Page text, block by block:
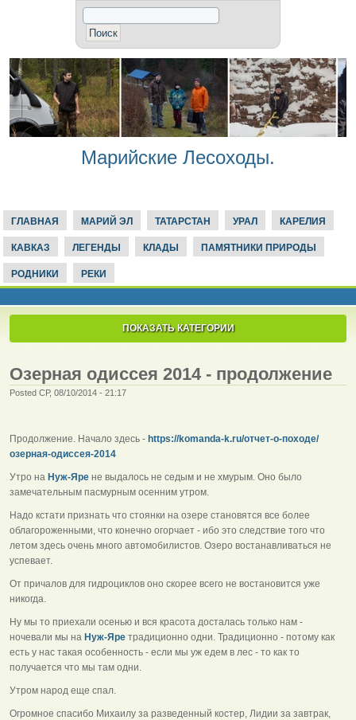
Марийские Лесоходы.
ГЛАВНАЯ МАРИЙ ЭЛ ТАТАРСТАН УРАЛ КАРЕЛИЯ
КАВКАЗ ЛЕГЕНДЫ КЛАДЫ ПАМЯТНИКИ ПРИРОДЫ
РОДНИКИ РЕКИ
ПОКАЗАТЬ КАТЕГОРИИ
Озерная одиссея 2014 - продолжение
Posted СР, 08/10/2014 - 21:17
Продолжение. Начало здесь - https://komanda-k.ru/отчет-о-походе/
озерная-одиссея-2014
Утро на Нуж-Яре не выдалось не седым и не хмурым. Оно было
замечательным пасмурным осенним утром.
Надо кстати признать что стоянки на озере становятся все более
облагороженными, что конечно огорчает - ибо это следствие того что
летом здесь очень много автомобилистов. Озеро востанавливаться не
успевает.
От причалов для гидроциклов оно скорее всего не востановится уже
никогда.
Ну мы то приехали осенью и вся красота досталась только нам -
ночевали мы на Нуж-Яре традиционно одни. Традиционно - потому как
есть у нас такая особенность - если мы уж едем в лес - то как то
получается что мы там одни.
Утром народ еще спал.
Огромное спасибо Михаилу за разведенный костер, Лидии за завтрак,